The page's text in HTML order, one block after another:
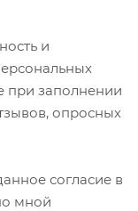
и
при заполнении
опросных
согласие в
мной